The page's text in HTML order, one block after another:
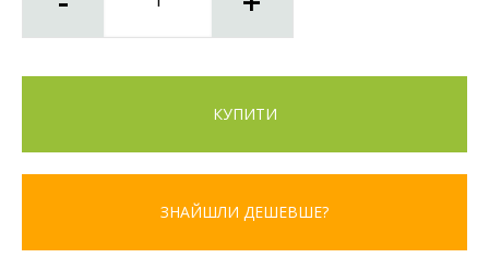
КУПИТИ
ЗНАЙШЛИ ДЕШЕВШЕ?